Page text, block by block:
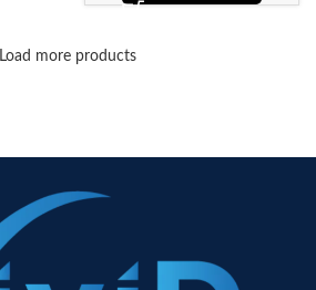
Load more products